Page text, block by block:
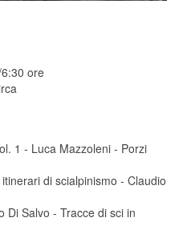
ore
1 - Luca Mazzoleni - Porzi
di scialpinismo - Claudio
Di Salvo - Tracce di sci in